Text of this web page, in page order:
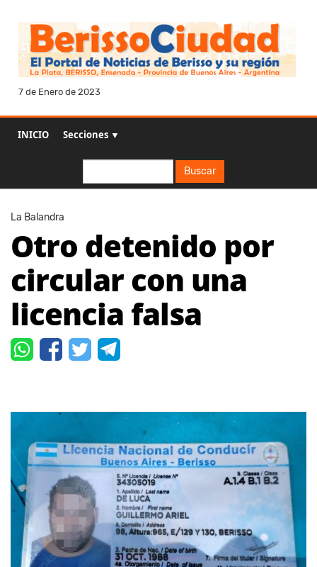
7 de Enero de 2023
INICIO Secciones ▼
Buscar
La Balandra
Otro detenido por
circular con una
licencia falsa